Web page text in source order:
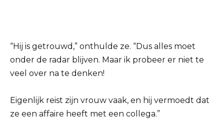
“Hij is getrouwd,” onthulde ze. “Dus alles moet
onder de radar blijven. Maar ik probeer er niet te
veel over na te denken!
Eigenlijk reist zijn vrouw vaak, en hij vermoedt dat
ze een affaire heeft met een collega.”